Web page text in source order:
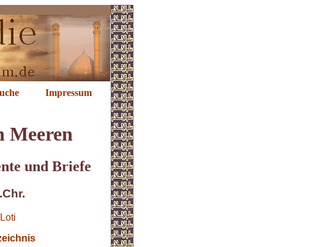
Impressum
Meeren
und Briefe